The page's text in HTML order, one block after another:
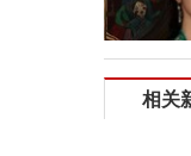
相关